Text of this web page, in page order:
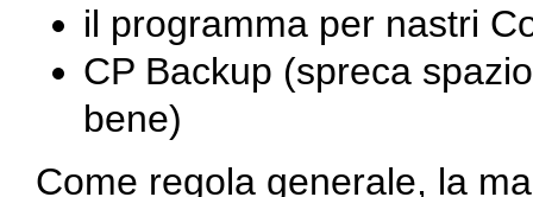
il programma per nastri
CP Backup (spreca
bene)
Come regola generale, la